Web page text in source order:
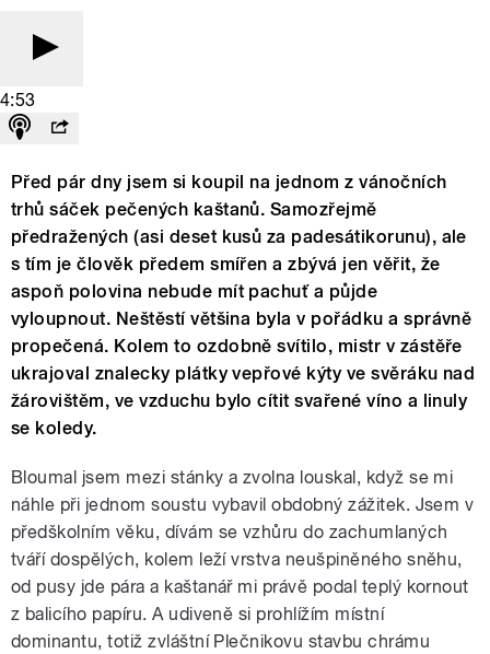
4:53
Před pár dny jsem si koupil na jednom z vánočních
trhů sáček pečených kaštanů. Samozřejmě
předražených (asi deset kusů za padesátikorunu), ale
s tím je člověk předem smířen a zbývá jen věřit, že
aspoň polovina nebude mít pachuť a půjde
vyloupnout. Neštěstí většina byla v pořádku a správně
propečená. Kolem to ozdobně svítilo, mistr v zástěře
ukrajoval znalecky plátky vepřové kýty ve svěráku nad
žárovištěm, ve vzduchu bylo cítit svařené víno a linuly
se koledy.
Bloumal jsem mezi stánky a zvolna louskal, když se mi
náhle při jednom soustu vybavil obdobný zážitek. Jsem v
předškolním věku, dívám se vzhůru do zachumlaných
tváří dospělých, kolem leží vrstva neušpiněného sněhu,
od pusy jde pára a kaštanář mi právě podal teplý kornout
z balicího papíru. A udiveně si prohlížím místní
dominantu, totiž zvláštní Plečnikovu stavbu chrámu